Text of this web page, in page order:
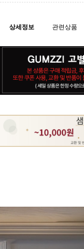
상세정보 관련상품